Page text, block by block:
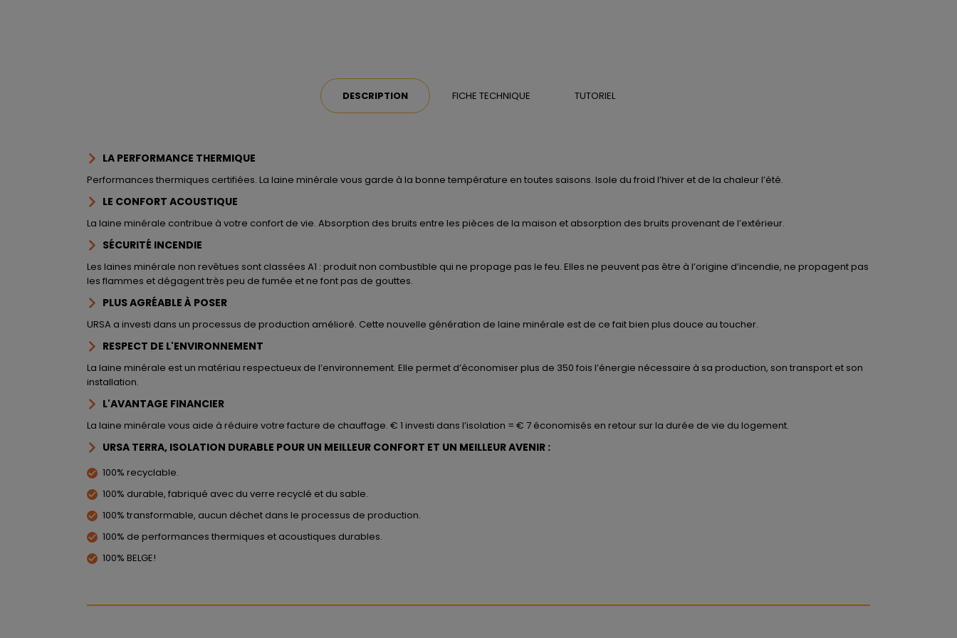
DESCRIPTION FICHE TECHNIQUE TUTORIEL
LA PERFORMANCE THERMIQUE
Performances thermiques certifiées. La laine minérale vous garde à la bonne température en toutes saisons. Isole du froid l’hiver et de la chaleur l’été.
LE CONFORT ACOUSTIQUE
La laine minérale contribue à votre confort de vie. Absorption des bruits entre les pièces de la maison et absorption des bruits provenant de l’extérieur.
SÉCURITÉ INCENDIE
Les laines minérale non revêtues sont classées A1 : produit non combustible qui ne propage pas le feu. Elles ne peuvent pas être à l’origine d’incendie, ne propagent pas
les flammes et dégagent très peu de fumée et ne font pas de gouttes.
PLUS AGRÉABLE À POSER
URSA a investi dans un processus de production amélioré. Cette nouvelle génération de laine minérale est de ce fait bien plus douce au toucher.
RESPECT DE L'ENVIRONNEMENT
La laine minérale est un matériau respectueux de l’environnement. Elle permet d’économiser plus de 350 fois l’énergie nécessaire à sa production, son transport et son
installation.
L'AVANTAGE FINANCIER
La laine minérale vous aide à réduire votre facture de chauffage. € 1 investi dans l’isolation = € 7 économisés en retour sur la durée de vie du logement.
URSA TERRA, ISOLATION DURABLE POUR UN MEILLEUR CONFORT ET UN MEILLEUR AVENIR :
100% recyclable.
100% durable, fabriqué avec du verre recyclé et du sable.
100% transformable, aucun déchet dans le processus de production.
100% de performances thermiques et acoustiques durables.
100% BELGE!